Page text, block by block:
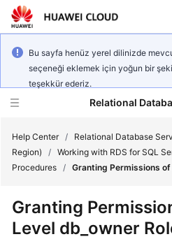
Bu sayfa henüz yerel dilinizde
seçeneği eklemek için yoğun bir
teşekkür ederiz.
Relational
Service
Overview
Help Center / Relational Database
Region)
/ Working with RDS for SQL
Procedures / Granting Permissions
Granting
Level db_owner